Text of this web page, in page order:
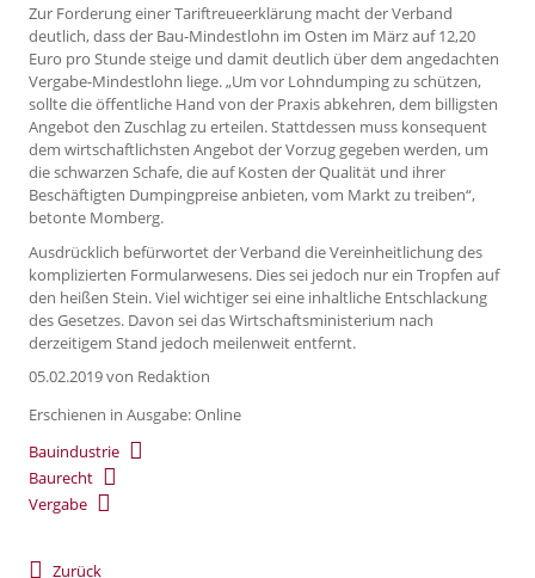
Zur Forderung einer Tariftreueerklärung macht der Verband
deutlich, dass der Bau-Mindestlohn im Osten im März auf 12,20
Euro pro Stunde steige und damit deutlich über dem angedachten
Vergabe-Mindestlohn liege. „Um vor Lohndumping zu schützen,
sollte die öffentliche Hand von der Praxis abkehren, dem billigsten
Angebot den Zuschlag zu erteilen. Stattdessen muss konsequent
dem wirtschaftlichsten Angebot der Vorzug gegeben werden, um
die schwarzen Schafe, die auf Kosten der Qualität und ihrer
Beschäftigten Dumpingpreise anbieten, vom Markt zu treiben“,
betonte Momberg.
Ausdrücklich befürwortet der Verband die Vereinheitlichung des
komplizierten Formularwesens. Dies sei jedoch nur ein Tropfen auf
den heißen Stein. Viel wichtiger sei eine inhaltliche Entschlackung
des Gesetzes. Davon sei das Wirtschaftsministerium nach
derzeitigem Stand jedoch meilenweit entfernt.
05.02.2019von Redaktion
Erschienen in Ausgabe: Online
Bauindustrie
Baurecht
Vergabe
Zurück